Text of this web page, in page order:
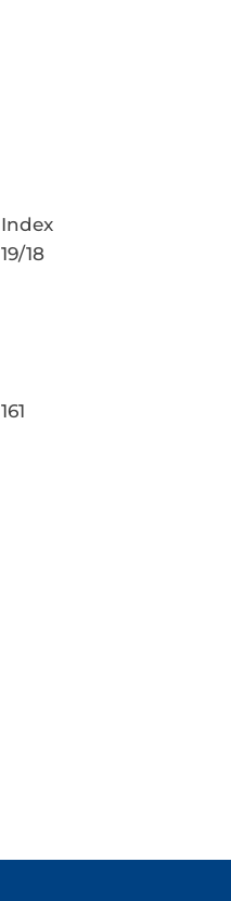
Index
19/18
161